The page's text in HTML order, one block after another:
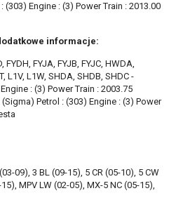
(303) Engine : (3) Power Train : 2013.00
informacje:
FYDH, FYJA, FYJB, FYJC, HWDA,
L1V, L1W, SHDA, SHDB, SHDC -
: (3) Power Train : 2003.75
Petrol : (303) Engine : (3) Power
09), 3 BL (09-15), 5 CR (05-10), 5 CW
MPV LW (02-05), MX-5 NC (05-15),